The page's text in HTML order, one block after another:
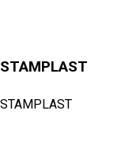
STAMPLAST
STAMPLAST